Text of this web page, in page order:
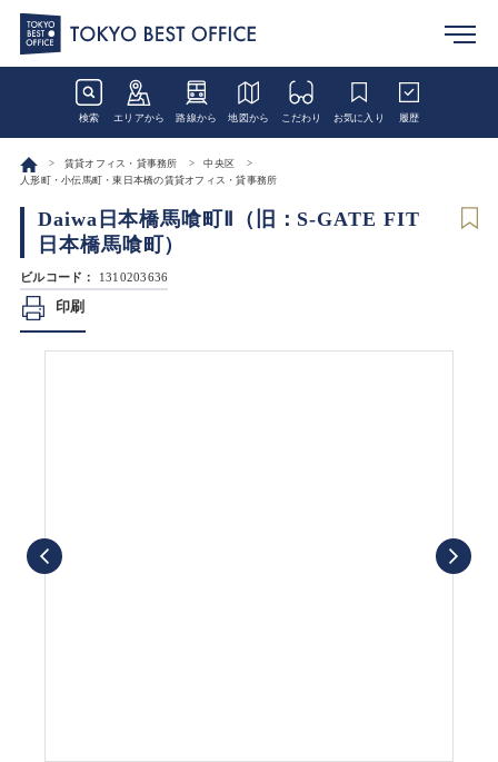
検索 エリアから 路線から 地図から こだわり お気に入り 履歴
賃貸オフィス・貸事務所
中央区
人形町・小伝馬町・東日本橋の賃貸オフィス・貸事務所
Daiwa日本橋馬喰町Ⅱ（旧：S-GATE FIT
日本橋馬喰町）
ビルコード： 1310203636
印刷